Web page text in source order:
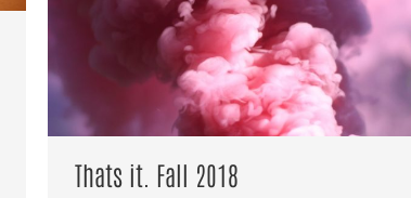
Thats it. Fall 2018